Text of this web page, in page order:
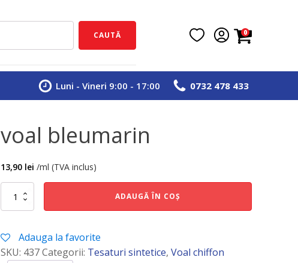
CAUTĂ 0
Luni - Vineri 9:00 - 17:00 0732 478 433
voal bleumarin
13,90 lei /ml (TVA inclus)
Cantitate
ADAUGĂ ÎN COȘ
Adauga la favorite
SKU: 437Categorii: Tesaturi sintetice,Voal chiffon